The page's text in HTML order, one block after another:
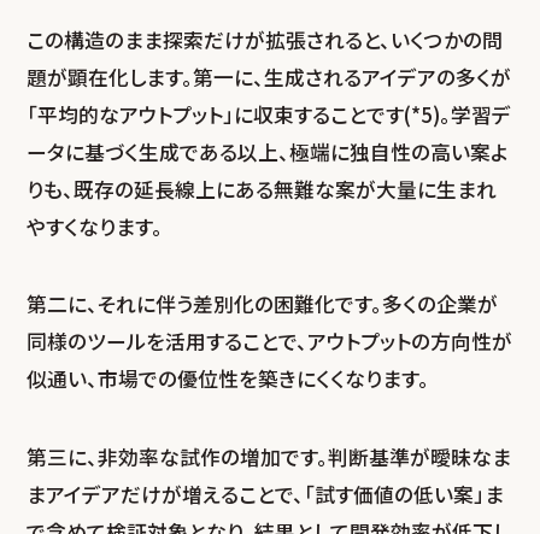
この構造のまま探索だけが拡張されると、いくつかの問
題が顕在化します。第一に、生成されるアイデアの多くが
「平均的なアウトプット」に収束することです(*5)。学習デ
ータに基づく生成である以上、極端に独自性の高い案よ
りも、既存の延長線上にある無難な案が大量に生まれ
やすくなります。
第二に、それに伴う差別化の困難化です。多くの企業が
同様のツールを活用することで、アウトプットの方向性が
似通い、市場での優位性を築きにくくなります。
第三に、非効率な試作の増加です。判断基準が曖昧なま
まアイデアだけが増えることで、「試す価値の低い案」ま